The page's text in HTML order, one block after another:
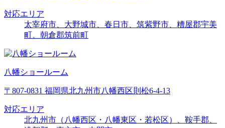
対応エリア
太宰府市、大野城市、春日市、筑紫野市、糟屋郡宇美
町、朝倉郡筑前町
八幡ショールーム
〒807-0831 福岡県北九州市八幡西区則松6-4-13
対応エリア
北九州市（八幡西区・八幡東区・若松区）、鞍手郡、